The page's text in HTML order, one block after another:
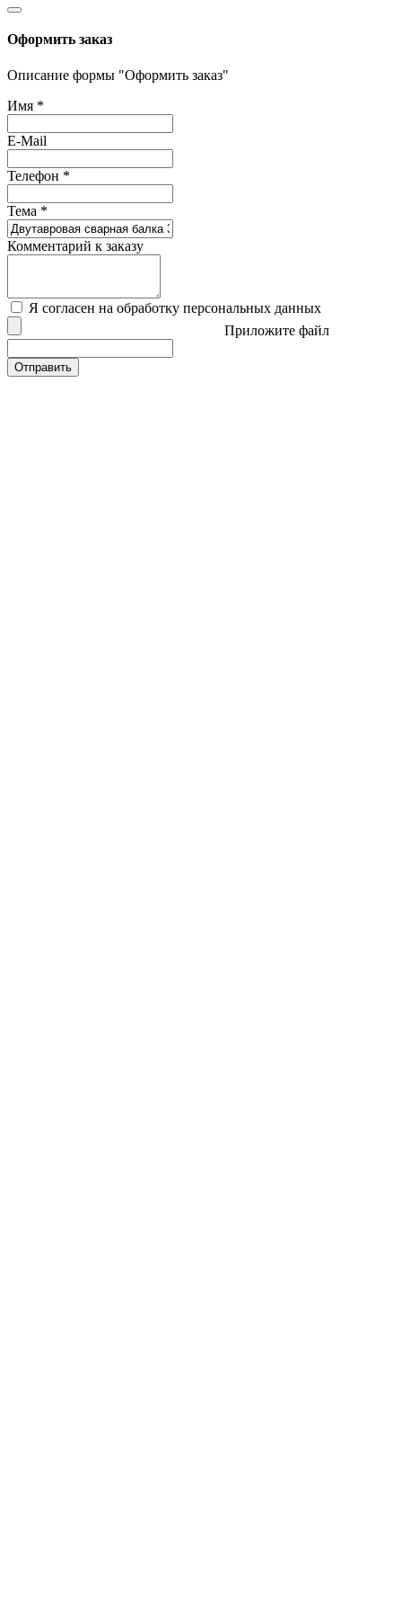
Оформить заказ
Описание формы "Оформить заказ"
Имя *
E-Mail
Телефон *
Тема *
Комментарий к заказу
Я согласен на обработку персональных данных
Приложите файл
Отправить